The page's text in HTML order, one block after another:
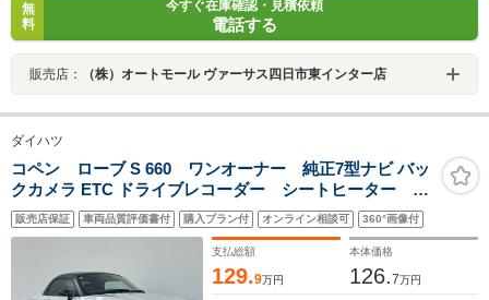
無
料
今すぐ在庫確認・見積依頼
電話する
販売店： （株）オートモール ヴァーサス四日市東インター店
ダイハツ
コペン ローブ S 660 ワンオーナー 純正7型ナビ バッ
クカメラ ETC ドライブレコーダー シートヒーター
CD/DVD再生機能 Bluetooth アイドリングストップ
純正16インチAW 横滑り防止装置 オートエアコン ス
販売店保証 車両品質評価書付 購入プラン付 オンライン相談可 360°画像付
支払総額
129.9万円
本体価格
126.7万円